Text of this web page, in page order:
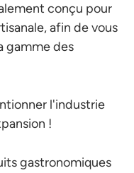
conçu pour
afin de vous
gamme des
l'industrie
!
gastronomiques